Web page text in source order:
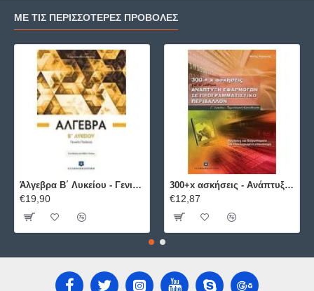
ΜΕ ΤΙΣ ΠΕΡΙΣΣΌΤΕΡΕΣ ΠΡΟΒΟΛΈΣ
Άλγεβρα B΄ Λυκείου - Γενικής Παιδείας ΕΛΛΗΝΟΕΚΔΟΤΙΚΗ
€19,90
300+x ασκήσεις - Ανάπτυξη Εφαρμογών σε Προγραμματιστικό Περιβάλλον ΕΛΛΗΝΟΕΚΔΟΤΙΚΗ
€12,87